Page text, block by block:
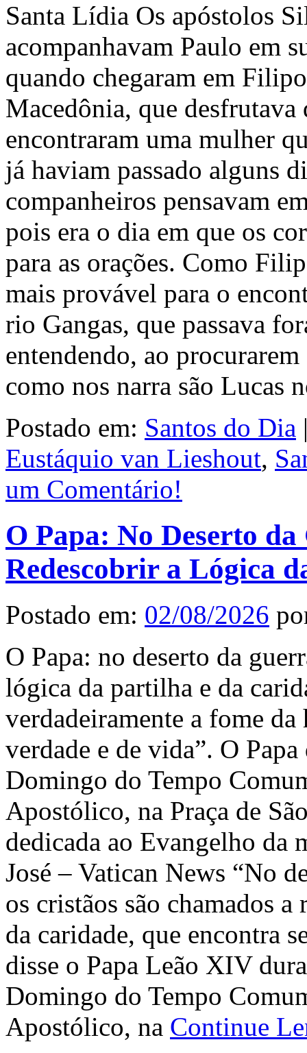
Santa Lídia Os apóstolos
acompanhavam Paulo em
quando chegaram em
Macedônia, que
encontraram uma mulher
já haviam passado alguns
companheiros pensavam
pois era o dia em que os
para as orações. Como
mais provável para o
rio Gangas, que passava
entendendo, ao
como nos narra são Lucas
Postado em: Santos do Dia
Eustáquio van Lieshout,
um Comentário!
O Papa: No Deserto
Redescobrir a Lógica
Postado em: 02/08/2026
O Papa: no deserto da
lógica da partilha e da
verdadeiramente a fome
verdade e de vida”. O
Domingo do Tempo
Apostólico, na Praça de
dedicada ao Evangelho da
José – Vatican News “No
os cristãos são chamados
da caridade, que encontra
disse o Papa Leão XIV
Domingo do Tempo
Apostólico, na Continue